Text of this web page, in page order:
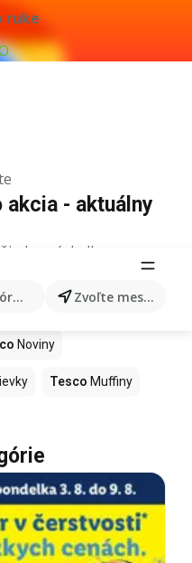
ruke
produkty... Zvoľte mesto
- aktuálny
výsledky.
Tesco
Noviny
Tesco Muffiny